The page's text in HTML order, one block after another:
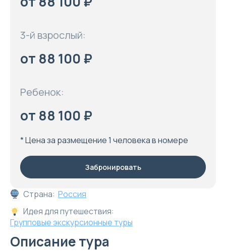
Страна: Россия
Идея для путешествия:
Групповые экскурсионные туры
Описание тура
3-й взрослый:
от 88 100 ₽
Ребенок:
от 88 100 ₽
* Цена за размещение 1 человека в номере
Забронировать